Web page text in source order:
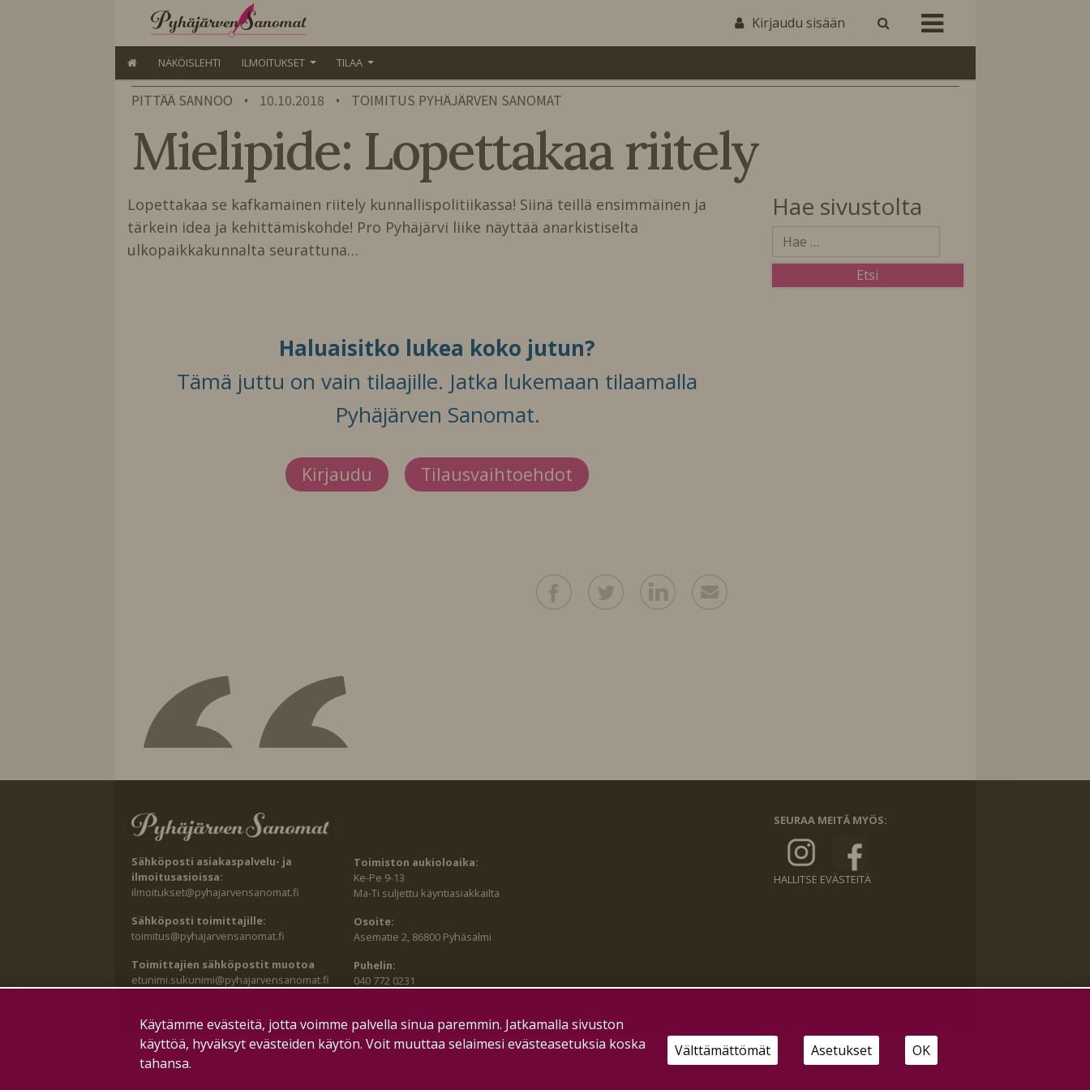
Kirjaudu sisään
NÄKÖISLEHTI ILMOITUKSET TILAA
PITTÄÄ SANNOO • 10.10.2018 • TOIMITUS PYHÄJÄRVEN SANOMAT
Mielipide: Lopettakaa riitely
Lopettakaa se kafkamainen riitely kunnallispolitiikassa! Siinä teillä ensimmäinen ja
tärkein idea ja kehittämiskohde! Pro Pyhäjärvi liike näyttää anarkistiselta
ulkopaikkakunnalta seurattuna…
Haluaisitko lukea koko jutun?
Tämä juttu on vain tilaajille. Jatka lukemaan tilaamalla
Pyhäjärven Sanomat.
Kirjaudu Tilausvaihtoehdot
Hae sivustolta
Sähköposti asiakaspalvelu- ja
ilmoitusasioissa:
ilmoitukset@pyhajarvensanomat.fi
Sähköposti toimittajille:
toimitus@pyhajarvensanomat.fi
Toimittajien sähköpostit muotoa
etunimi.sukunimi@pyhajarvensanomat.fi
Toimiston aukioloaika:
Ke-Pe 9-13
Ma-Ti suljettu käyntiasiakkailta
Osoite:
Asematie 2, 86800 Pyhäsalmi
Puhelin:
040 772 0231
SEURAA MEITÄ MYÖS:
HALLITSE EVÄSTEITÄ
Käytämme evästeitä, jotta voimme palvella sinua paremmin. Jatkamalla sivuston
käyttöä, hyväksyt evästeiden käytön. Voit muuttaa selaimesi evästeasetuksia koska
tahansa.
Välttämättömät Asetukset OK